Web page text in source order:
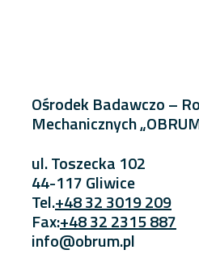
Ośrodek Badawczo –
Mechanicznych
ul. Toszecka 102
44-117 Gliwice
Tel.+48 32 3019 209
Fax:+48 32 2315 887
info@obrum.pl